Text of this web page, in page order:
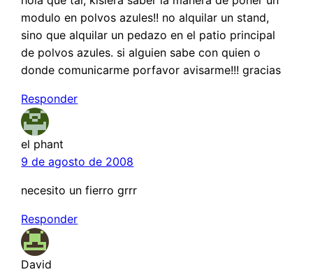
modulo en polvos azules!! no alquilar un stand,
sino que alquilar un pedazo en el patio principal
de polvos azules. si alguien sabe con quien o
donde comunicarme porfavor avisarme!!! gracias
Responder
el phant
9 de agosto de 2008
necesito un fierro grrr
Responder
David